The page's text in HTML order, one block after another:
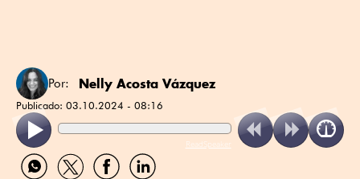
Por: Nelly Acosta Vázquez
Publicado: 03.10.2024 - 08:16
ReadSpeaker
Compartir
por
Compartir
por
Compartir
por
Compartir
por